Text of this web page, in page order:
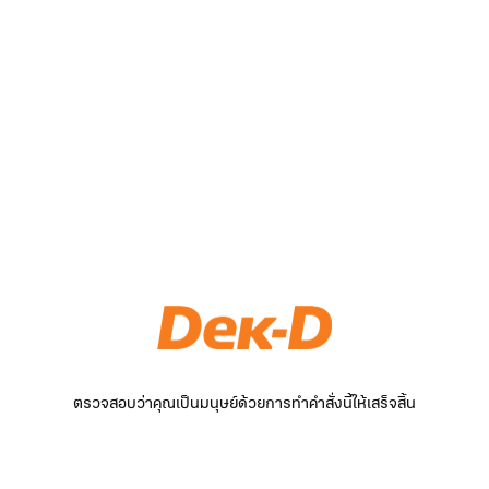
ตรวจสอบว่าคุณเป็นมนุษย์ด้วยการทำคำสั่งนี้ให้เสร็จสิ้น